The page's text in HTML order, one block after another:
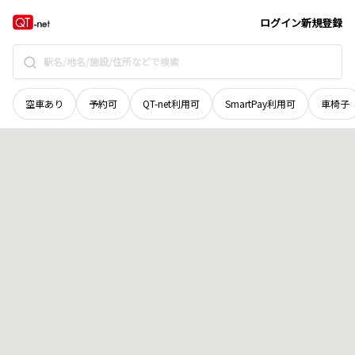
ログイン新規登録
空車あり 予約可 QT-net利用可 SmartPay利用可 車椅子
富山県